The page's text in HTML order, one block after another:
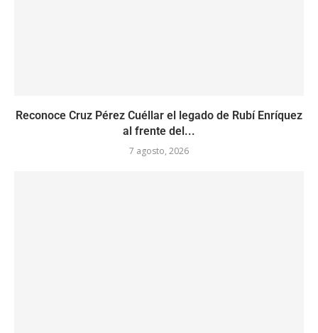
Reconoce Cruz Pérez Cuéllar el legado de Rubí Enríquez
al frente del...
7 agosto, 2026